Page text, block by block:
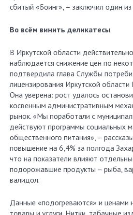
сбитый «Боинг», – заключил один
Во всём винить деликатесы
В Иркутской области
наблюдается снижение цен по
подтвердила глава Службы
лицензирования Иркутской области
Она уверена: рост удалось
косвенным административным
рынок. «Мы поработали с
действуют программы социальных
общественного питания», –
повышение на 6,4% за полгода
что на показатели влияют
подорожавшие продукты – рыба,
валидол.
Данные «подогреваются» и
товары и услуги. Нитки, табачные